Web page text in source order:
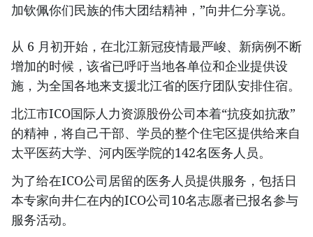
加钦佩你们民族的伟大团结精神，”向井仁分享说。
从 6 月初开始，在北江新冠疫情最严峻、新病例不断
增加的时候，该省已呼吁当地各单位和企业提供设
施，为全国各地来支援北江省的医疗团队安排住宿。
北江市ICO国际人力资源股份公司本着“抗疫如抗敌”
的精神，将自己干部、学员的整个住宅区提供给来自
太平医药大学、河内医学院的142名医务人员。
为了给在ICO公司居留的医务人员提供服务，包括日
本专家向井仁在内的ICO公司10名志愿者已报名参与
服务活动。